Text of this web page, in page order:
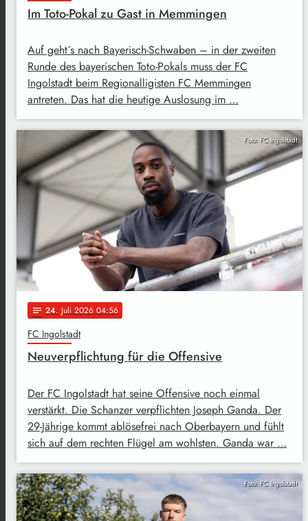
Im Toto-Pokal zu Gast in Memmingen
Auf geht´s nach Bayerisch-Schwaben – in der zweiten
Runde des bayerischen Toto-Pokals muss der FC
Ingolstadt beim Regionalligisten FC Memmingen
antreten. Das hat die heutige Auslosung im …
Foto: FC Ingolstadt
notes 24. Juli 2026 04:56
FC Ingolstadt
Neuverpflichtung für die Offensive
Der FC Ingolstadt hat seine Offensive noch einmal
verstärkt. Die Schanzer verpflichten Joseph Ganda. Der
29-Jährige kommt ablösefrei nach Oberbayern und fühlt
sich auf dem rechten Flügel am wohlsten. Ganda war …
Foto: FC Ingolstadt